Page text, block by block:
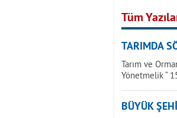
Tüm
TARIMDA
Tarım ve
Yönetmelik “
BÜYÜK